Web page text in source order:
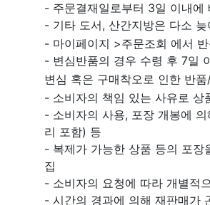
- 주문결재일로부터 3일 이내에
- 기타 도서, 산간지방은 다소
- 마이페이지 >주문조회 에서
- 변심반품의 경우 수령 후 7일
변심 혹은 구매착오로 인한 반
- 소비자의 책임 있는 사유로
- 소비자의 사용, 포장 개봉에
리 포함) 등
- 복제가 가능한 상품 등의 포장
집
- 소비자의 요청에 따라 개별적
- 시간의 경과에 의해 재판매가